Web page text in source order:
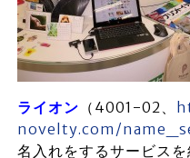
ライオン （4001-02、
novelty.com/
名入れをするサービス